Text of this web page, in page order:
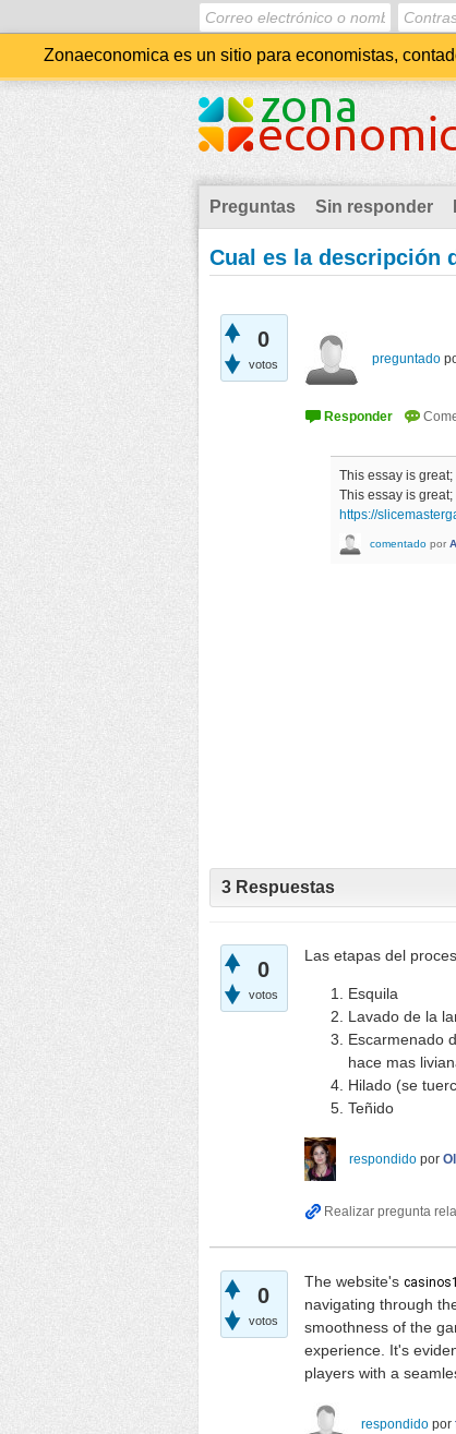
Zonaeconomica es un sitio para economistas,
Preguntas Sin responder
Cual es la descripción
0
votos preguntado
This essay is
This essay is
https://
comentado por
3 Respuestas
0
votos
Las etapas del
Esquila
Lavado de la
Escarmenado
hace mas
Hilado (se
Teñido
respondido por
0
votos
The website's
navigating through
smoothness of the
experience. It's
players with a
respondido por